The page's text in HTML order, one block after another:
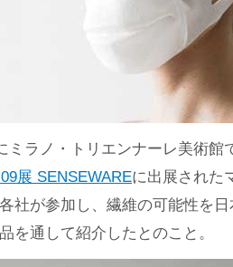
ミラノ・トリエンナーレ美術館
展 SENSEWAREに出展された
社が参加し、繊維の可能性を
を通して紹介したとのこと。